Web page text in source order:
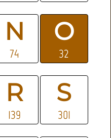
N
74
O
32
R
139
S
301